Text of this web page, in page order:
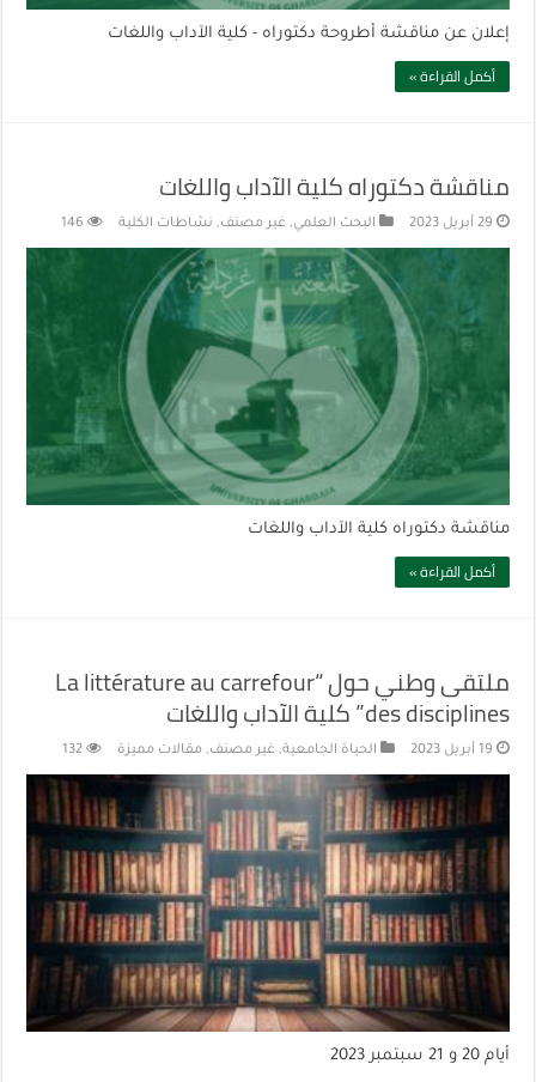
إعلان عن مناقشة أطروحة دكتوراه - كلية الآداب واللغات
أكمل القراءة »
مناقشة دكتوراه كلية الآداب واللغات
29 أبريل 2023 البحث العلمي,غير مصنف, نشاطات الكلية 146
مناقشة دكتوراه كلية الآداب واللغات
أكمل القراءة »
ملتقى وطني حول “La littérature au carrefour
des disciplines” كلية الآداب واللغات
19 أبريل 2023 الحياة الجامعية,غير مصنف, مقالات مميزة 132
أيام 20 و 21 سبتمبر 2023